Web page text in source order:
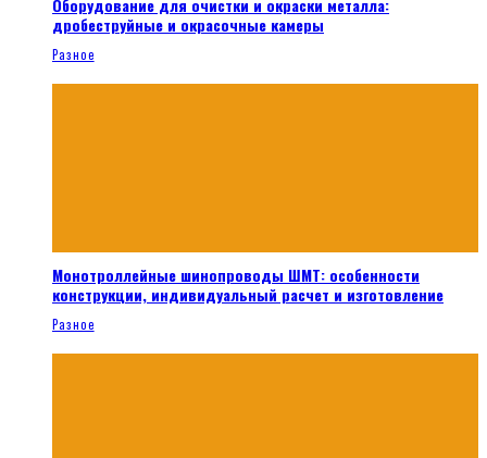
дробеструйные и окрасочные камеры
Разное
Монотроллейные шинопроводы ШМТ: особенности
конструкции, индивидуальный расчет и изготовление
Разное